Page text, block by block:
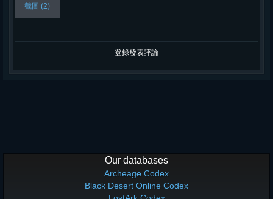
截圖 (2)
登錄發表評論
Our databases
Archeage Codex
Black Desert Online Codex